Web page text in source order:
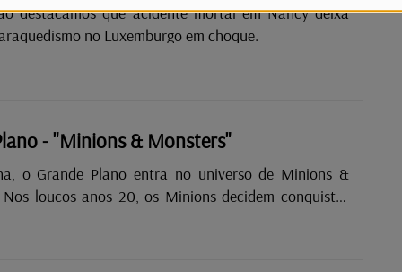
destacamos que acidente mortal em Nancy deixa
no Luxemburgo em choque.
- "Minions & Monsters"
o Grande Plano entra no universo de Minions &